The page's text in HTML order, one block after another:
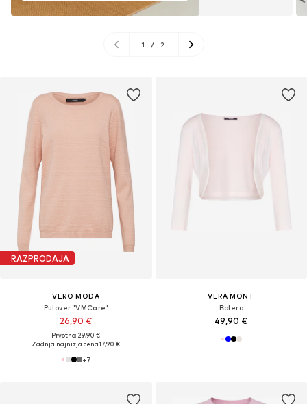
1 / 2
RAZPRODAJA
VERO MODA
Pulover 'VMCare'
26,90 €
Prvotno: 29,90 €
Zadnja najnižja cena17,90 €
+7
VERA MONT
Bolero
49,90 €